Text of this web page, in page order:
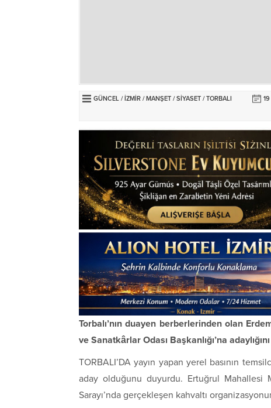
GÜNCEL /İZMİR /MANŞET /SİYASET /TORBALI
Torbalı’nın duayen berberlerinden olan
ve Sanatkârlar Odası Başkanlığı’na
TORBALI’DA yayın yapan yerel basının
aday olduğunu duyurdu. Ertuğrul Mahallesi
Sarayı’nda gerçekleşen kahvaltı